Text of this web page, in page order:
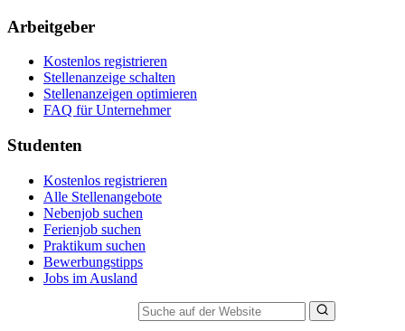
Arbeitgeber
Kostenlos registrieren
Stellenanzeige schalten
Stellenanzeigen optimieren
FAQ für Unternehmer
Studenten
Kostenlos registrieren
Alle Stellenangebote
Nebenjob suchen
Ferienjob suchen
Praktikum suchen
Bewerbungstipps
Jobs im Ausland